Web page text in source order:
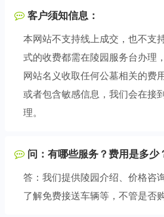
客户须知信息：
本网站不支持线上成交，也不支
式的收费都需在陵园服务台办理
网站名义收取任何公墓相关的费
或者包含敏感信息，我们会在接
理。
问：有哪些服务？费用是多少
答：我们提供陵园介绍、价格咨
了解免费接送车辆等，不管是否